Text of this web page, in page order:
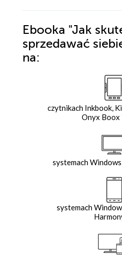
Ebooka "Jak
sprzedawać
na:
czytnikach Inkbook,
Onyx Boox
systemach
systemach